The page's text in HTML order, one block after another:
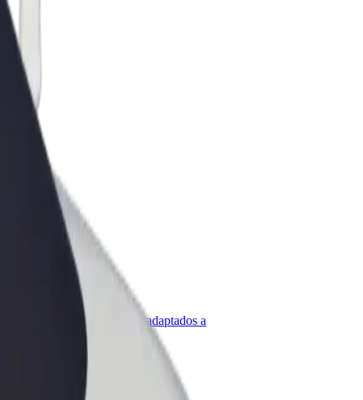
Bolt para empresas
Productos y servicios de Bolt adaptados a